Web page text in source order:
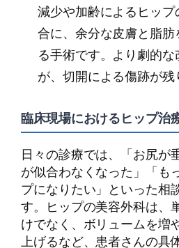
減少や加齢によるヒッ
合に、余分な皮膚と脂
る手術です。より劇的
が、切開による傷跡が残
臨床現場におけるヒップ治
日々の診療では、「お尻が
が似合わなくなった」「も
プになりたい」といった相
す。ヒップの美容外科は、
けでなく、ボリュームを増
上げるなど、患者さんの具